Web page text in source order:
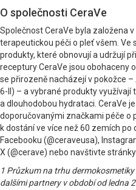
O společnosti CeraVe
Společnost CeraVe byla založena
terapeutickou péči o pleť všem. Ve
produkty, které obnovují a udržují
receptury CeraVe jsou obohaceny
se přirozeně nacházejí v pokožce –
6-II) – a vybrané produkty využívají
a dlouhodobou hydrataci. CeraVe
doporučovanými značkami péče o
k dostání ve více než 60 zemích po
Facebooku (@ceraveusa),
X (@cerave) nebo navštivte stránky
1 Průzkum na trhu
dalšími partnery v období od ledna